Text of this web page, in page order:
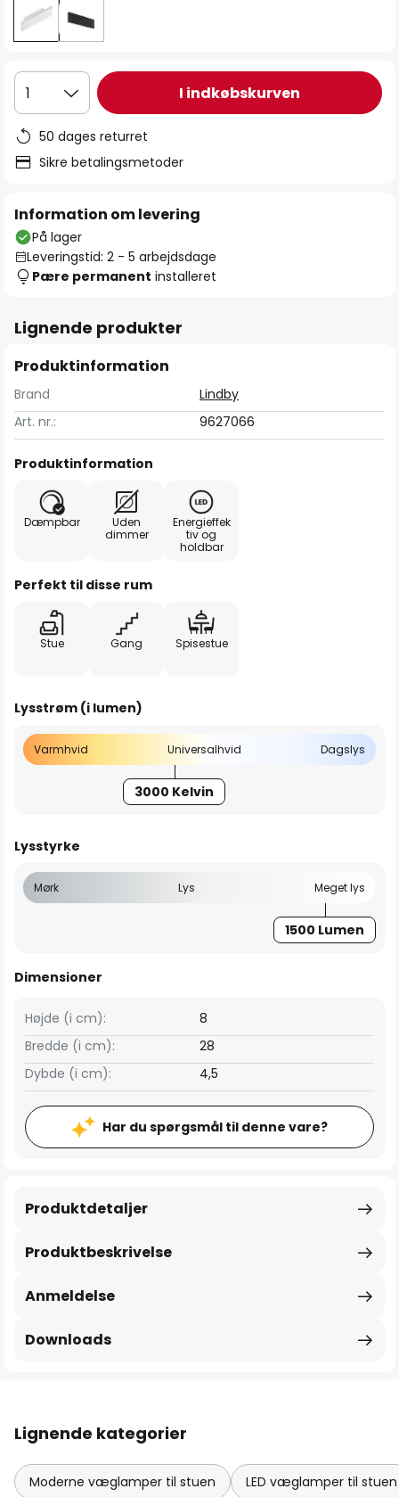
1 I indkøbskurven
50 dages returret
Sikre betalingsmetoder
Information om levering
På lager
Leveringstid: 2 - 5 arbejdsdage
Pære permanent installeret
Lignende produkter
Produktinformation
Brand
Lindby
Art. nr.:
9627066
Produktinformation
Dæmpbar
Uden
dimmer
Energieffek
tiv og
holdbar
Perfekt til disse rum
Stue Gang Spisestue
Lysstrøm (i lumen)
Varmhvid Universalhvid Dagslys
3000 Kelvin
Lysstyrke
Mørk Lys Meget lys
1500 Lumen
Dimensioner
Bredde (i cm): 28
Højde (i cm): 8
Dybde (i cm): 4,5
Har du spørgsmål til denne vare?
Produktbeskrivelse
Produktdetaljer
Anmeldelse
Downloads
Lignende kategorier
Moderne væglamper til stuen LED væglamper til stuen